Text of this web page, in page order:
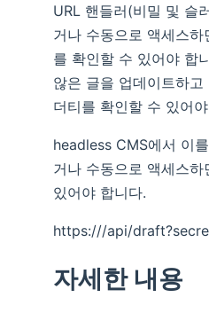
URL 핸들러(비밀 및 슬
거나 수동으로 액세스
를 확인할 수 있어야 합
않은 글을 업데이트하
더티를 확인할 수 있어
headless CMS에서 이
거나 수동으로 액세스
있어야 합니다.
https:///api/
자세한 내용